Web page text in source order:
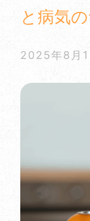
と病気
2025年8月1